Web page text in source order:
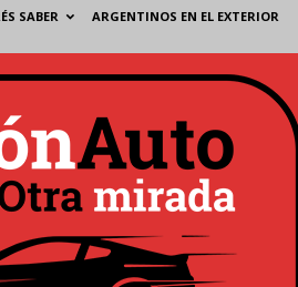
SABER ARGENTINOS EN EL EXTERIOR